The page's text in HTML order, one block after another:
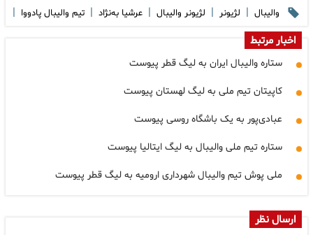
والیبال | لژیونر | لژیونر والیبال | عرشیا به‌نژاد | تیم والیبال پادووا |
اخبار مرتبط
ستاره والیبال ایران به لیگ قطر پیوست
کاپیتان تیم ملی به لیگ لهستان پیوست
عبادی‌پور به یک باشگاه روسی پیوست
ستاره تیم ملی والیبال به لیگ ایتالیا پیوست
ملی پوش تیم والیبال شهرداری ارومیه به لیگ قطر پیوست
ارسال نظر